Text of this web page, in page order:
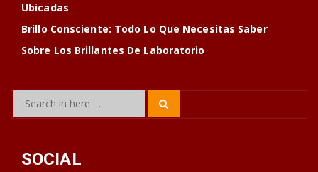
Ubicadas
Brillo Consciente: Todo Lo Que Necesitas Saber
Sobre Los Brillantes De Laboratorio
Search
SOCIAL